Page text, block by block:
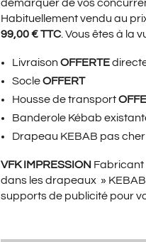
démarquer de vos
Habituellement vendu au
99,00 € TTC. Vous êtes à la
LivraisonOFFERTE
SocleOFFERT
Housse de transport
Banderole Kébab
Drapeau KEBAB pas cher
VFK IMPRESSION Fabricant
dans les drapeaux »
supports de publicité pour